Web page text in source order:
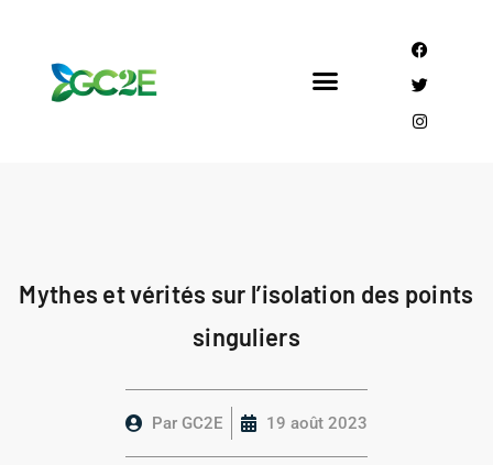
Mythes et vérités sur l’isolation des points
singuliers
Par GC2E 19 août 2023